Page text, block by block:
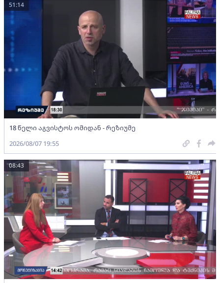
18 წელი აგვისტოს ომიდან - რეზიუმე
51:14
2026/08/07 19:55
08:43